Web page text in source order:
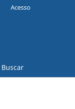
Buscar
Acesso